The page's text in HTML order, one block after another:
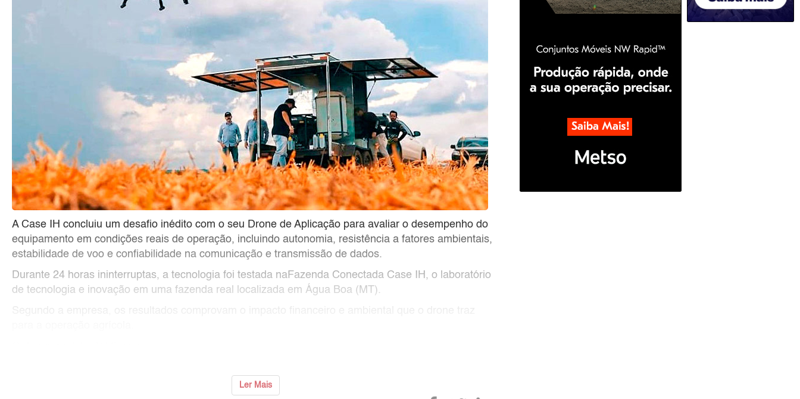
A Case IH concluiu um desafio inédito com o seu Drone de Aplicação para avaliar o desempenho do
equipamento em condições reais de operação, incluindo autonomia, resistência a fatores ambientais,
estabilidade de voo e confiabilidade na comunicação e transmissão de dados.
Durante 24 horas ininterruptas, a tecnologia foi testada naFazenda Conectada Case IH, o laboratório
de tecnologia e inovação em uma fazenda real localizada em Água Boa (MT).
Ler Mais